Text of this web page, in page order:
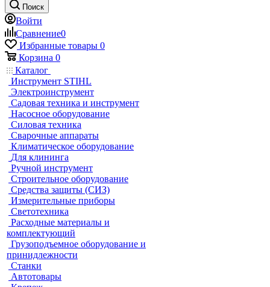
Поиск
Войти
Сравнение0
Избранные товары 0
Корзина 0
Каталог
Инструмент STIHL
Электроинструмент
Садовая техника и инструмент
Насосное оборудование
Силовая техника
Сварочные аппараты
Климатическое оборудование
Для клининга
Ручной инструмент
Строительное оборудование
Средства защиты (СИЗ)
Измерительные приборы
Светотехника
Расходные материалы и
комплектующий
Грузоподъемное оборудование и
принидлежности
Станки
Автотовары